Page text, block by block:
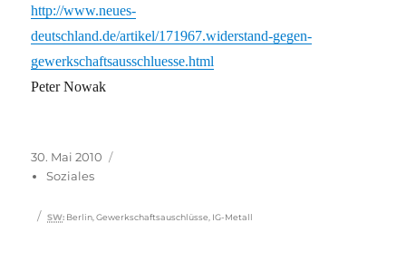
http://www.neues-
deutschland.de/artikel/171967.widerstand-gegen-
gewerkschaftsausschluesse.html
Peter Nowak
Veröffentlicht
am
30. Mai 2010
Soziales
Schlagwörter
SW: Berlin ,Gewerkschaftsauschlüsse IG-Metall